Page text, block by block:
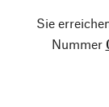
Sie
Nummer